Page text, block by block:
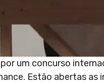
um concurso
Estão abertas as